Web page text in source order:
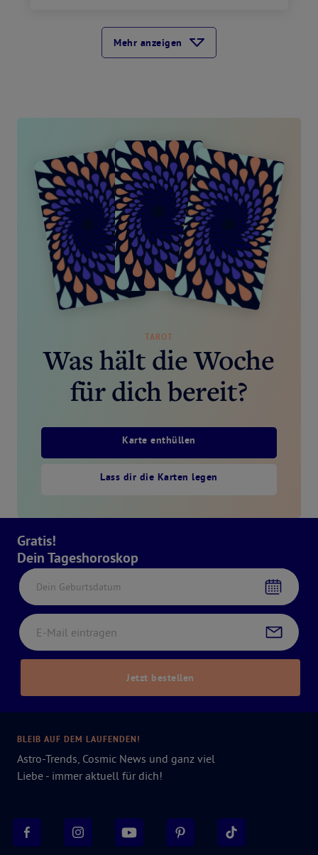
Mehr anzeigen
TAROT
Was hält die Woche
für dich bereit?
Karte enthüllen
Lass dir die Karten legen
Gratis!
Dein Tageshoroskop
Dein Geburtsdatum
Jetzt bestellen
BLEIB AUF DEM LAUFENDEN!
Astro-Trends, Cosmic News und ganz viel
Liebe - immer aktuell für dich!